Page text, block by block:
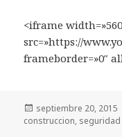
<iframe
src=»https://
frameborder=»0″
Publicado
el
septiembre 20, 2015
construccion, seguridad